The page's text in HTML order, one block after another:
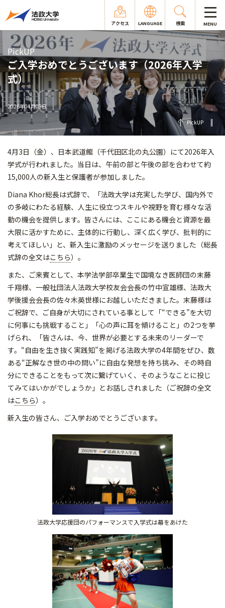
アクセス LANGUAGE 検索 MENU
PickUP
ご入学おめでとうございます（2026年入学
式）
2026年04月09日
PickUP
4月3日（金）、日本武道館（千代田区北の丸公園）にて2026年入
学式が行われました。当日は、午前の部と午後の部を合わせて約
15,000人の新入生と保護者が参加しました。
Diana Khor総長は式辞で、「法政大学は充実した学び、国内外で
の多岐にわたる経験、人生に役立つスキルや視野を育む様々な活
動の機会を提供します。皆さんには、ここにある機会と資源を最
大限に活かすために、主体的に行動し、深く広く学び、批判的に
考えてほしい」と、新入生に激励のメッセージを送りました（総長
式辞の全文はこちら）。
また、ご来賓として、本学法学部卒業生で国境なき医師団の末藤
千翔様、一般社団法人法政大学校友会会長の竹中宣雄様、法政大
学後援会会長の佐々木英世様にお越しいただきました。末藤様は
ご祝辞で、ご自身が大切にされている事として「“できる”を大切
に何事にも挑戦すること」「心の声に耳を傾けること」の2つを挙
げられ、「皆さんは、今、世界が必要とする未来のリーダーで
す。“自由を生き抜く実践知”を掲げる法政大学の4年間をぜひ、数
ある“正解なき世の中の問い”に自由な発想を持ち挑み、その時自
分にできることをもって次に繋げていく、そのようなことに投じ
てみてはいかがでしょうか」とお話しされました（ご祝辞の全文
はこちら）。
新入生の皆さん、ご入学おめでとうございます。
法政大学応援団のパフォーマンスで入学式は幕をあけた